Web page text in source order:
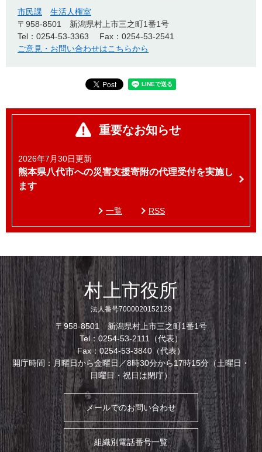
市民課
生活人権室
〒958-8501
新潟県村上市三之町1番1号
Tel：0254-53-3363
Fax：0254-53-2541
ご意見・お問い合わせはこちらから
重要なお知らせ
2026年7月30日更新
熊本県八代市への災害支援寄附の代理受付を実施し
ます
一覧 RSS
村上市役所
法人番号7000020152129
〒958-8501 新潟県村上市三之町1番1号
Tel：0254-53-2111（代表）
Fax：0254-53-3840（代表）
開庁時間：月曜日から金曜日／8時30分から17時15分（土曜日・
日曜日・祝日は閉庁）
メールでのお問い合わせ
組織別電話番号一覧